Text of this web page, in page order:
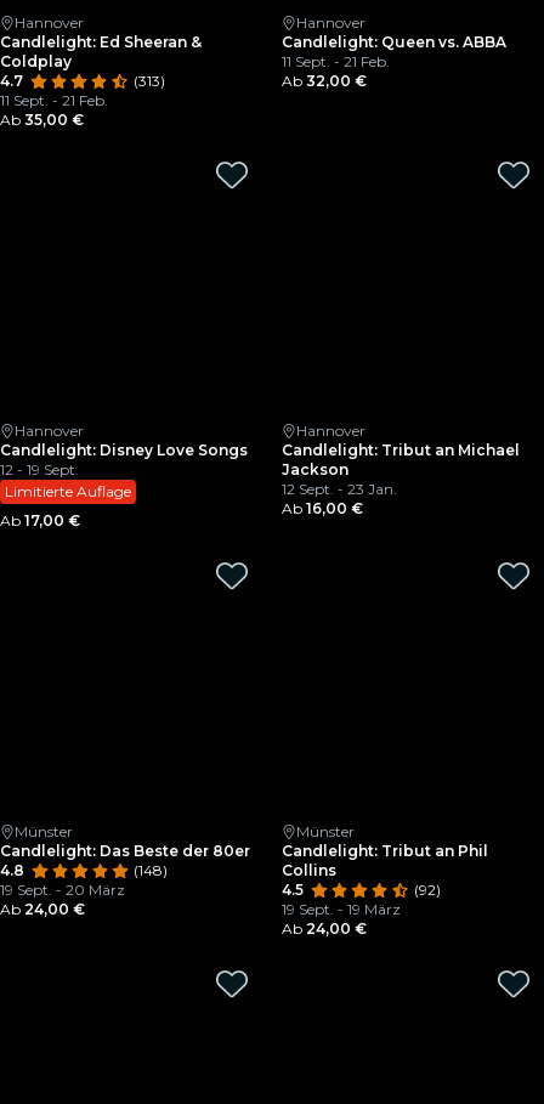
Hannover
Candlelight: Ed Sheeran &
Coldplay
4.7
(313)
11 Sept. - 21 Feb.
Ab 35,00 €
Hannover
Candlelight: Queen vs. ABBA
11 Sept. - 21 Feb.
Ab 32,00 €
Hannover
Candlelight: Disney Love Songs
12 - 19 Sept.
Limitierte Auflage
Ab 17,00 €
Hannover
Candlelight: Tribut an Michael
Jackson
12 Sept. - 23 Jan.
Ab 16,00 €
Münster
Candlelight: Das Beste der 80er
4.8
(148)
19 Sept. - 20 März
Ab 24,00 €
Münster
Candlelight: Tribut an Phil
Collins
4.5
(92)
19 Sept. - 19 März
Ab 24,00 €